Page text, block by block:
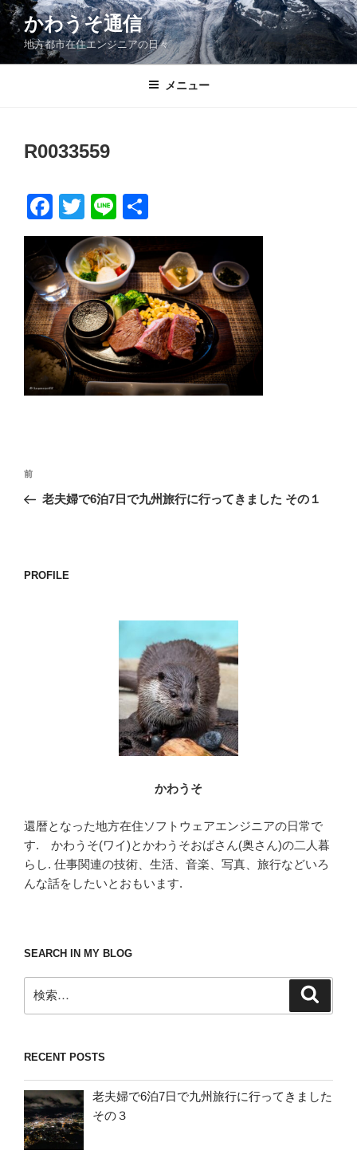
コ
ン
ン
かわうそ通信
地方都市在住エンジニアの日々
メニュー
R0033559
F
a
c
e
b
o
o
k
T
wi
tt
er
Li
n
e
有
投
ナ
ー
前
の
前
老夫婦で6泊7日で九州旅行に行ってきました その１
PROFILE
かわうそ
還暦となった地方在住ソフトウェアエンジニアの日常で
す. かわうそ(ワイ)とかわうそおばさん(奥さん)の二人暮
らし. 仕事関連の技術、生活、音楽、写真、旅行などいろ
んな話をしたいとおもいます.
SEARCH IN MY BLOG
索:
RECENT POSTS
老夫婦で6泊7日で九州旅行に行ってきました
その３